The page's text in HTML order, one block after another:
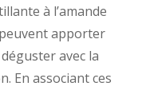
à l’amande
apporter
avec la
En associant ces